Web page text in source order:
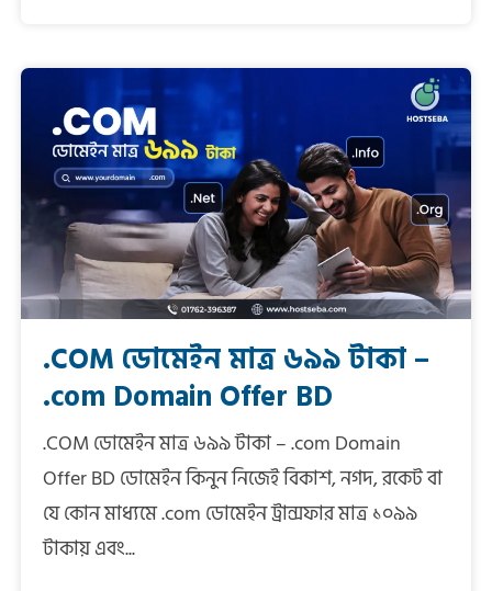
.COM ডোমেইন মাত্র ৬৯৯ টাকা –
.com Domain Offer BD
.COM ডোমেইন মাত্র ৬৯৯ টাকা – .com Domain
Offer BD ডোমেইন কিনুন নিজেই বিকাশ, নগদ, রকেট বা
যে কোন মাধ্যমে .com ডোমেইন ট্রান্সফার মাত্র ১০৯৯
টাকায় এবং...